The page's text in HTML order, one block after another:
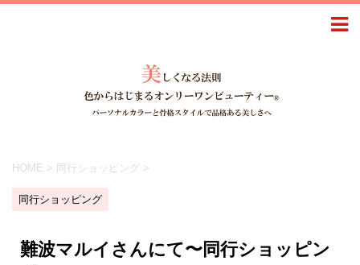
HOME > 同行ショッピング >
同行ショッピング
難波マルイさんにて〜同行ショッピン